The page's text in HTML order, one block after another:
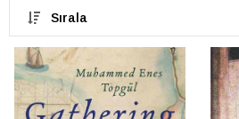
Sırala